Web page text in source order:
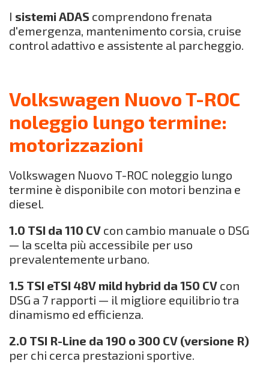
I sistemi ADAS comprendono frenata
d'emergenza, mantenimento corsia, cruise
control adattivo e assistente al parcheggio.
Volkswagen Nuovo T-ROC
noleggio lungo termine:
motorizzazioni
Volkswagen Nuovo T-ROC noleggio lungo
termine è disponibile con motori benzina e
diesel.
1.0 TSI da 110 CV con cambio manuale o DSG
— la scelta più accessibile per uso
prevalentemente urbano.
1.5 TSI eTSI 48V mild hybrid da 150 CV con
DSG a 7 rapporti — il migliore equilibrio tra
dinamismo ed efficienza.
2.0 TSI R-Line da 190 o 300 CV (versione R)
per chi cerca prestazioni sportive.